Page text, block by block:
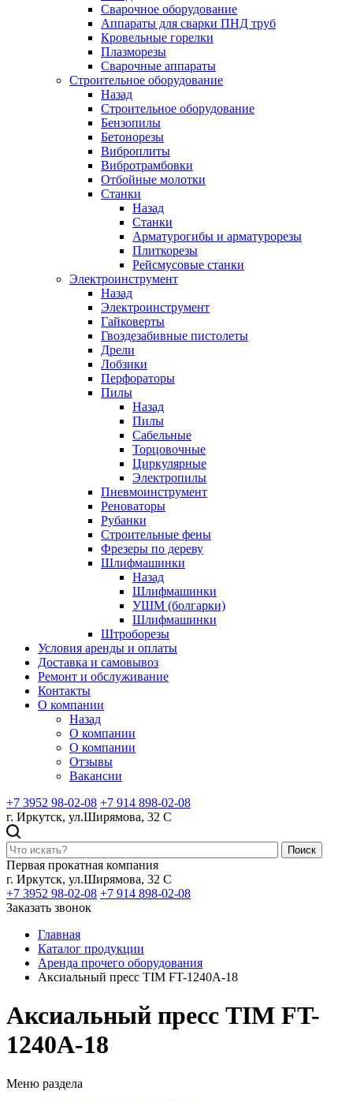
Сварочное оборудование
Аппараты для сварки ПНД труб
Кровельные горелки
Плазморезы
Сварочные аппараты
Строительное оборудование
Назад
Строительное оборудование
Бензопилы
Бетонорезы
Виброплиты
Вибротрамбовки
Отбойные молотки
Станки
Назад
Станки
Арматурогибы и арматурорезы
Плиткорезы
Рейсмусовые станки
Электроинструмент
Назад
Электроинструмент
Гайковерты
Гвоздезабивные пистолеты
Дрели
Лобзики
Перфораторы
Пилы
Назад
Пилы
Сабельные
Торцовочные
Циркулярные
Электропилы
Пневмоинструмент
Реноваторы
Рубанки
Строительные фены
Фрезеры по дереву
Шлифмашинки
Назад
Шлифмашинки
УШМ (болгарки)
Шлифмашинки
Штроборезы
Условия аренды и оплаты
Доставка и самовывоз
Ремонт и обслуживание
Контакты
О компании
Назад
О компании
О компании
Отзывы
Вакансии
+7 3952 98-02-08 +7 914 898-02-08
г. Иркутск, ул.Ширямова, 32 С
Поиск
Первая прокатная компания
г. Иркутск, ул.Ширямова, 32 С
+7 3952 98-02-08 +7 914 898-02-08
Заказать звонок
Главная
Каталог продукции
Аренда прочего оборудования
Аксиальный пресс TIM FT-1240A-18
Аксиальный пресс TIM FT-
1240A-18
Меню раздела